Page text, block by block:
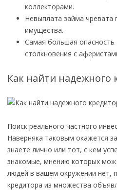
коллекторами.
Невыплата займа чревата
имущества.
Самая большая опасность
столкновения с
Как найти надежного
Поиск реального частного
Наверняка таковым окажется
знаете лично или тот, с кем
знакомые, мнению которых
людей в вашем окружении нет,
кредитора из множества